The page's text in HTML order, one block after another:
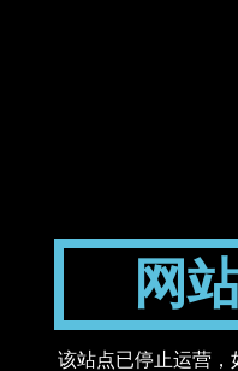
网
该站点已停止运营